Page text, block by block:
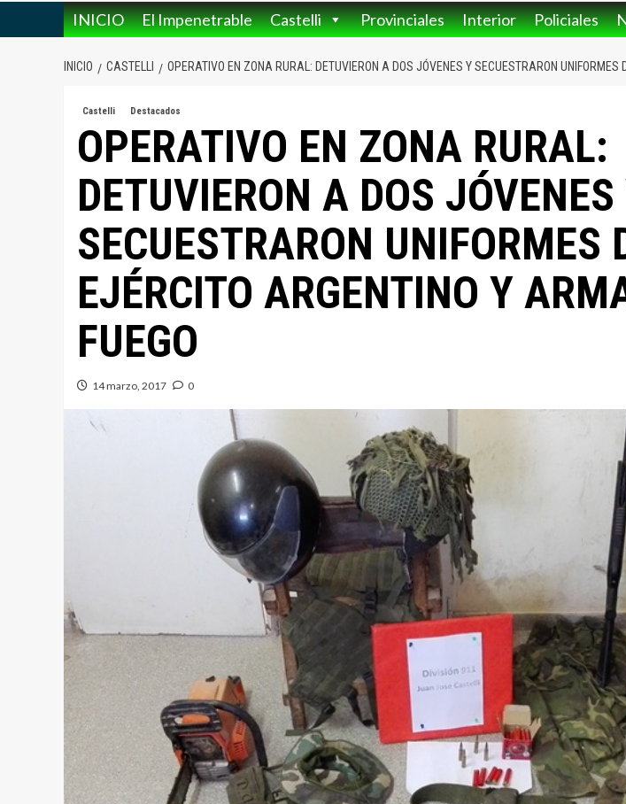
INICIO El Impenetrable Castelli Provinciales Interior Policiales
INICIO CASTELLI OPERATIVO EN ZONA RURAL: DETUVIERON A DOS JÓVENES Y SECUESTRARON UNIFORMES
Castelli Destacados
OPERATIVO EN ZONA RURAL:
DETUVIERON A DOS JÓVENES
SECUESTRARON UNIFORMES
EJÉRCITO ARGENTINO Y
FUEGO
14 marzo, 2017 0